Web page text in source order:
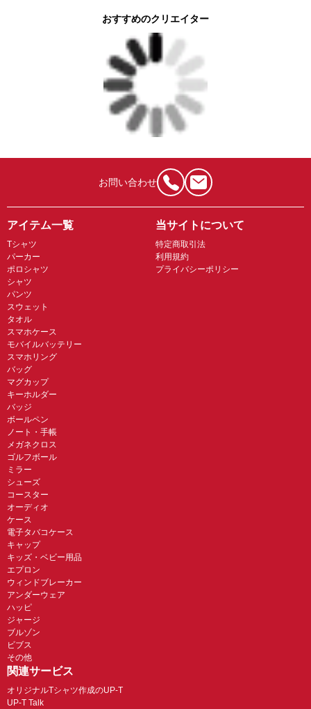
おすすめのクリエイター
お問い合わせ
アイテム一覧
Tシャツ
パーカー
ポロシャツ
シャツ
パンツ
スウェット
タオル
スマホケース
モバイルバッテリー
スマホリング
バッグ
マグカップ
キーホルダー
バッジ
ボールペン
ノート・手帳
メガネクロス
ゴルフボール
ミラー
シューズ
コースター
オーディオ
ケース
電子タバコケース
キャップ
キッズ・ベビー用品
エプロン
ウィンドブレーカー
アンダーウェア
ハッピ
ジャージ
ブルゾン
ビブス
その他
当サイトについて
特定商取引法
利用規約
プライバシーポリシー
関連サービス
オリジナルTシャツ作成のUP-T
UP-T Talk